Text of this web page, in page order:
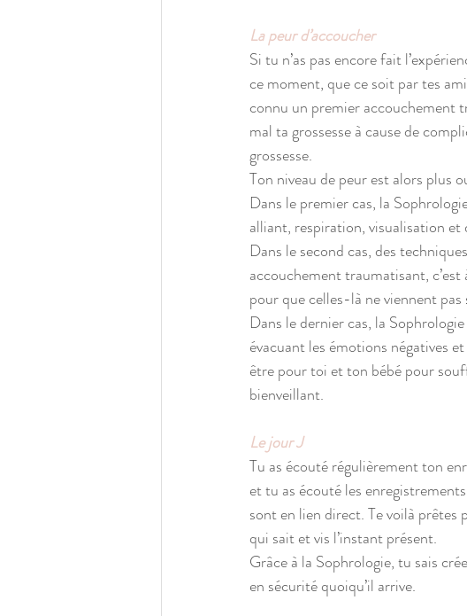
La peur d’accoucher
Si tu n’as pas encore fait
ce moment, que ce soit par tes
connu un premier accouchement
mal ta grossesse à cause de
grossesse.
Ton niveau de peur est alors plus
Dans le premier cas, la
alliant, respiration, visualisation
Dans le second cas, des
accouchement traumatisant,
pour que celles-là ne viennent
Dans le dernier cas, la
évacuant les émotions négatives
être pour toi et ton bébé pour
bienveillant.
Le jour J
Tu as écouté régulièrement ton
et tu as écouté les
sont en lien direct. Te voilà
qui sait et vis l’instant présent.
Grâce à la Sophrologie, tu sais
en sécurité quoiqu’il arrive.